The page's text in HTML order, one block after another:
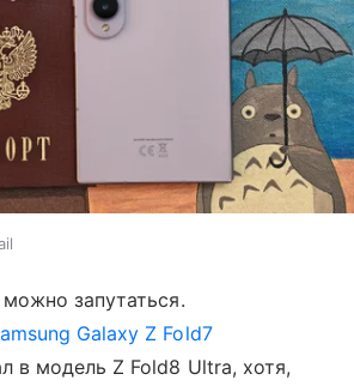
запутаться.
Galaxy Z Fold7
в модель Z Fold8 Ultra, хотя,